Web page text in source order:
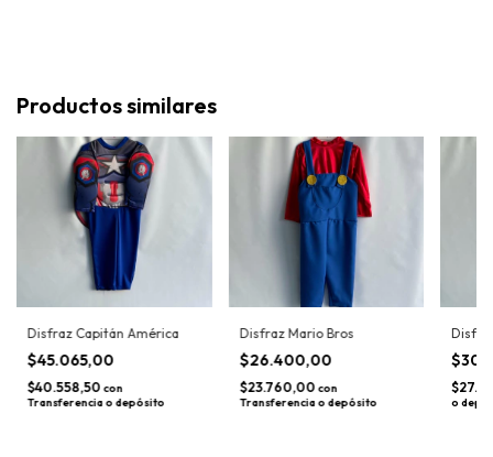
Productos similares
Disfraz Capitán América
$45.065,00
$40.558,50 con
Transferencia o depósito
Disfraz Mario Bros
$26.400,00
$23.760,00 con
Transferencia o depósito
o